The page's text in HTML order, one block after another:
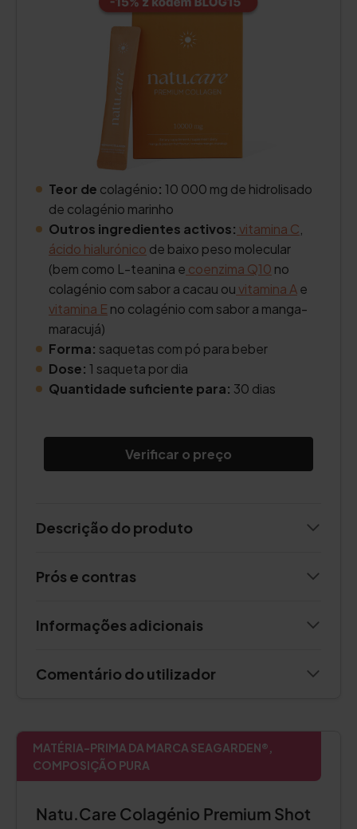
Teor de colagénio: 10 000 mg de hidrolisado
de colagénio marinho
Outros ingredientes activos: vitamina C
ácido hialurónico de baixo peso molecular
(bem como L-teanina e coenzima Q10 no
colagénio com sabor a cacau ouvitamina Ae
vitamina E no colagénio com sabor a manga-
maracujá)
Forma: saquetas com pó para beber
Dose: 1 saqueta por dia
Quantidade suficiente para: 30 dias
Verificar o preço
Descrição do produto
Prós e contras
Informações adicionais
Comentário do utilizador
MATÉRIA-PRIMA DA MARCA SEAGARDEN®,
COMPOSIÇÃO PURA
Natu.Care Colagénio Premium Shot